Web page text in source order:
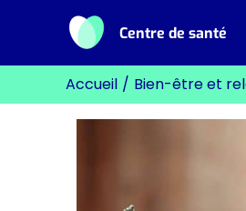
contenu
Centre de santé
Accueil Bien-être et